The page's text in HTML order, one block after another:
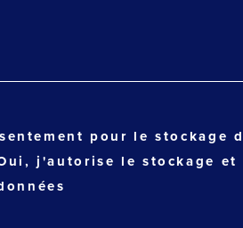
pour le stockage
j'autorise le stockage et